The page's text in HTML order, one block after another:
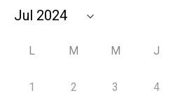
L M M J
1 2 3 4